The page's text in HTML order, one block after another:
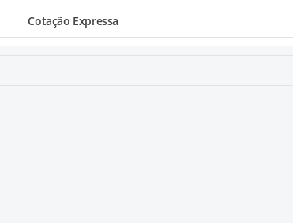
Cotação Expressa